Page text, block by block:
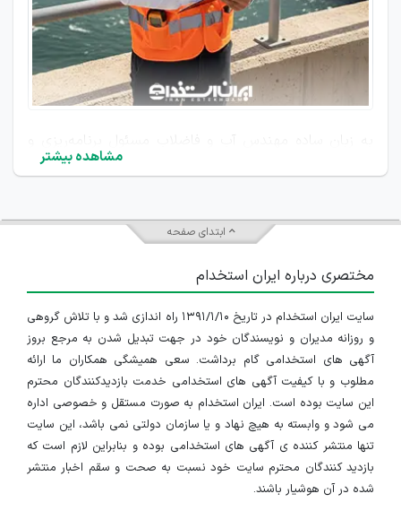
به زبان ساده مهندس آب و فاضلاب مسئول برنامه‌ریزی و
ساخت سیستم‌هایی است که از آن طریق آب سالم به دست
مهندسان سیستم‌هایی طراحی می‌کنند که آب رودخانه‌ها،
سدها یا چاه‌ها بصورت تصفیه شده و از طریق لوله‌ها به
خانه‌ها و محل کار مردم برسد. این شغل شباهت زیادی به
"مهندس آب" دارد، اما در عین حال تفاوت‌های جزئی بین
این دو وجود دارد. مهندسی آب بیشتر بامدیریت کلی آب در
طبیعت(مثل ساخت سد و کنترل سیلاب) سروکار دارد ولی
مهندسی آب و فاضلاب اغلب در زمینه آبرسانی به خانه‌ها،
شهرها و جمع‌آوری و تصفیه فاضلاب‌ها فعالیت دارد. باتوجه
مشاهده بیشتر
ابتدای صفحه
مختصری درباره ایران استخدام
سایت ایران استخدام در تاریخ ۱۳۹۱/۱/۱۰ راه اندازی شد و با تلاش گروهی
و روزانه مدیران و نویسندگان خود در جهت تبدیل شدن به مرجع بروز
آگهی های استخدامی گام برداشت. سعی همیشگی همکاران ما ارائه
مطلوب و با کیفیت آگهی های استخدامی خدمت بازدیدکنندگان محترم
این سایت بوده است. ایران استخدام به صورت مستقل و خصوصی اداره
می شود و وابسته به هیچ نهاد و یا سازمان دولتی نمی باشد، این سایت
تنها منتشر کننده ی آگهی های استخدامی بوده و بنابراین لازم است که
بازدید کنندگان محترم سایت خود نسبت به صحت و سقم اخبار منتشر
شده در آن هوشیار باشند.